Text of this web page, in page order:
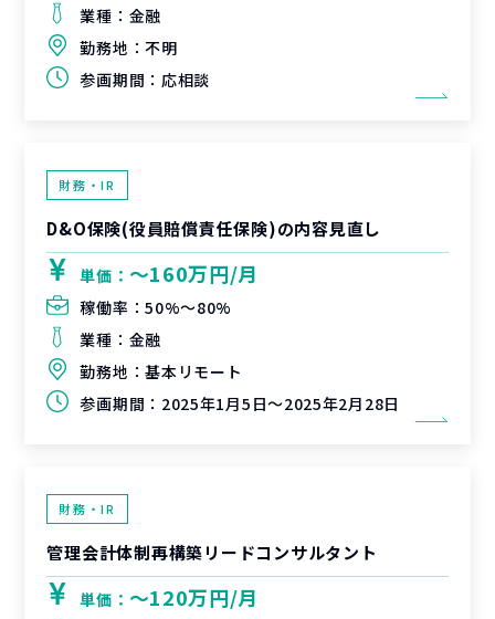
業種： 金融
勤務地：不明
参画期間： 応相談
財務・IR
D&O保険(役員賠償責任保険)の内容見直し
単価： 〜160万円/月
稼働率：50%〜80%
業種： 金融
勤務地：基本リモート
参画期間： 2025年1月5日～2025年2月28日
財務・IR
管理会計体制再構築リードコンサルタント
単価： 〜120万円/月